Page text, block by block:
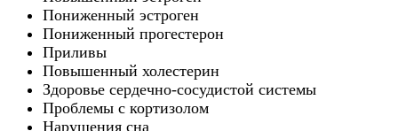
Пониженный эстроген
Пониженный прогестерон
Приливы
Повышенный холестерин
Здоровье сердечно-сосудистой системы
Проблемы с кортизолом
Нарушения сна